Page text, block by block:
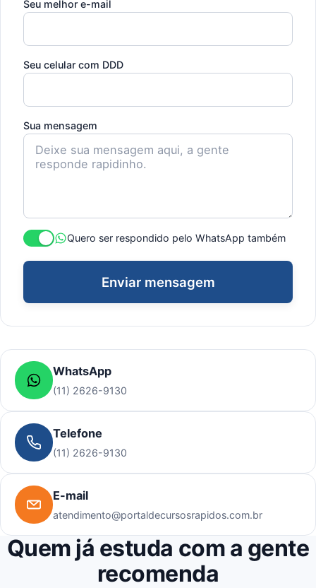
Seu melhor e-mail
Seu celular com DDD
Sua mensagem
Quero ser respondido pelo WhatsApp também
Enviar mensagem
WhatsApp
(11) 2626-9130
Telefone
(11) 2626-9130
E-mail
atendimento@portaldecursosrapidos.com.br
Quem já estuda com a gente
recomenda